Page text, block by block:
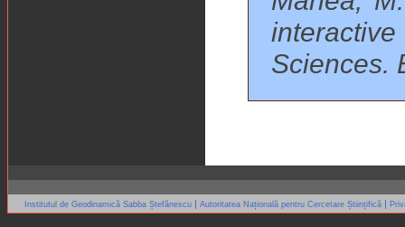
Sciences.
Institutul de Geodinamică Sabba Ștefănescu | Autoritatea Națională pentru Cercetare Științifică |